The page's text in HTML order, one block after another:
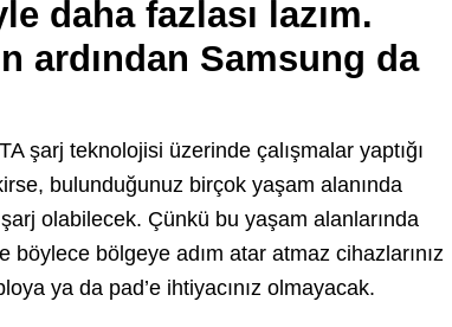
daha fazlası lazım.
ardından Samsung da
şarj teknolojisi üzerinde çalışmalar yaptığı
bulunduğunuz birçok yaşam alanında
olabilecek. Çünkü bu yaşam alanlarında
bölgeye adım atar atmaz cihazlarınız
ya da pad’e ihtiyacınız olmayacak.